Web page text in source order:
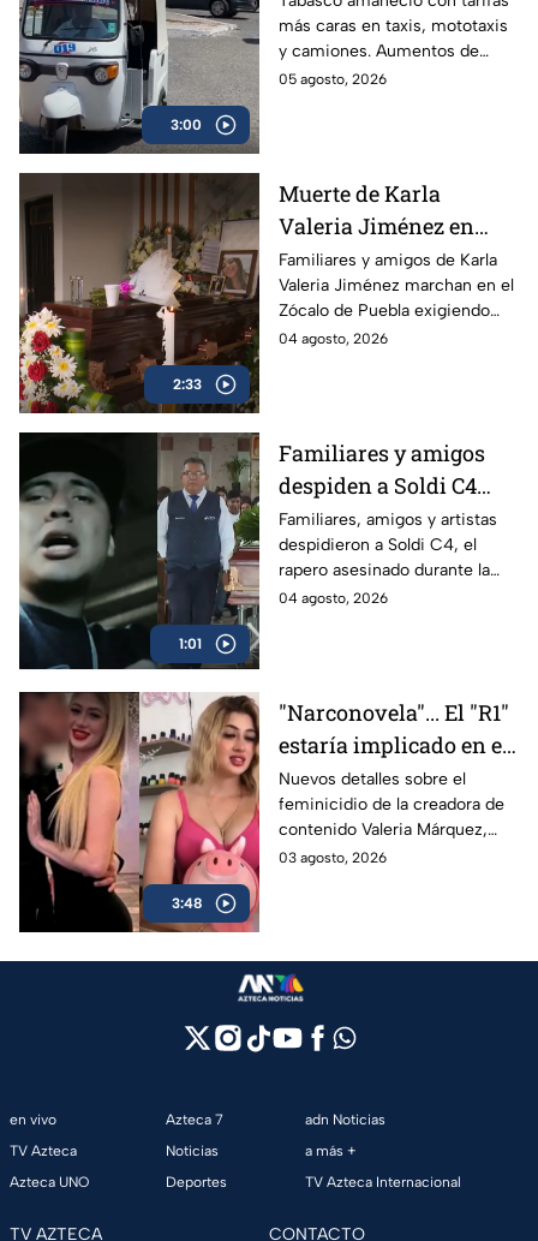
3:00
20% las tarifas del
transporte público
más caras en taxis, mototaxis
y camiones. Aumentos de
hasta 20% golpean el bolsillo
acondicionado.
05 agosto, 2026
2:33
Muerte de Karla
Valeria Jiménez en
Puebla: familiares
denuncian violencia y
tráfico de influencias
en Fiscalía
Familiares y amigos de Karla
Valeria Jiménez marchan en el
Zócalo de Puebla exigiendo
justicia. Denuncian signos de
04 agosto, 2026
1:01
Familiares y amigos
despiden a Soldi C4
tras su asesinato en
Guadalajara
Familiares, amigos y artistas
despidieron a Soldi C4, el
rapero asesinado durante la
grabación de un video musical
04 agosto, 2026
3:48
"Narconovela"... El "R1"
estaría implicado en el
asesinato de la
influencer Valeria
Márquez
Nuevos detalles sobre el
feminicidio de la creadora de
contenido Valeria Márquez,
relacionan el crimen con el
03 agosto, 2026
en vivo
TV Azteca
Azteca UNO
Azteca 7
Noticias
Deportes
adn Noticias
a más +
TV Azteca Internacional
TV AZTECA CONTACTO